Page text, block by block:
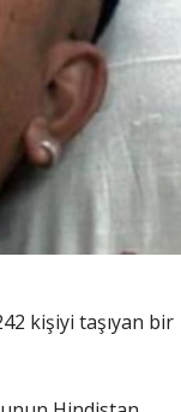
kişiyi taşıyan bir